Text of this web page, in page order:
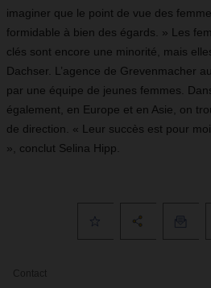
imaginer que le point de vue des
formidable à bien des égards. » Les
clés sont encore une minorité, mais
Dachser. L’agence de Grevenmacher
par une équipe de jeunes femmes.
également, en Europe et en Asie, on
de direction. « Leur succès est pour
», conclut Selina Hipp.
Contact